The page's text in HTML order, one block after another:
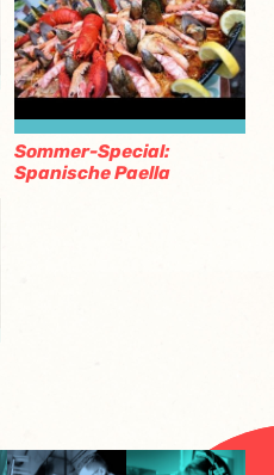
Sommer-Special:
Spanische Paella